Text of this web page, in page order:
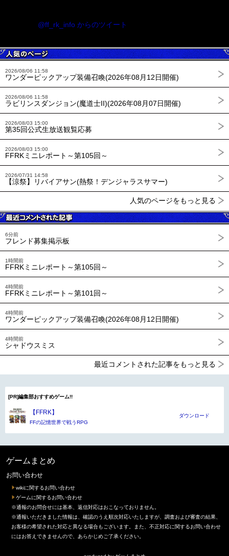
@ff_rk_info からのツイート
2026/08/06 11:58
ワンダーピックアップ装備召喚(2026年08月12日開催)
2026/08/06 11:58
ラビリンスダンジョン(魔道士II)(2026年08月07日開催)
2026/08/03 15:00
第35回公式生放送観覧応募
2026/08/03 15:00
FFRKミニレポート～第105回～
2026/07/31 14:58
【涼祭】リバイアサン(熱祭！デンジャラスサマー)
人気のページをもっと見る
6分前
フレンド募集掲示板
1時間前
FFRKミニレポート～第105回～
4時間前
FFRKミニレポート～第101回～
4時間前
ワンダーピックアップ装備召喚(2026年08月12日開催)
4時間前
シャドウスミス
最近コメントされた記事をもっと見る
[PR]編集部おすすめゲーム!!
【FFRK】
FFの記憶世界で戦うRPG
ダウンロード
ゲームまとめ
お問い合わせ
wikiに関するお問い合わせ
ゲームに関するお問い合わせ
※通報のお問合せには基本、返信対応はおこなっておりません。
※通報いただきました情報は、確認のうえ順次対応いたしますが、調査および審査の結果、
お客様の希望された対応と異なる場合もございます。また、不正対応に関するお問い合わせ
にはお答えできませんので、あらかじめご了承ください。